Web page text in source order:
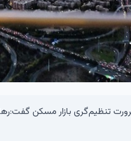
تنظیم‌گری بازار مسکن